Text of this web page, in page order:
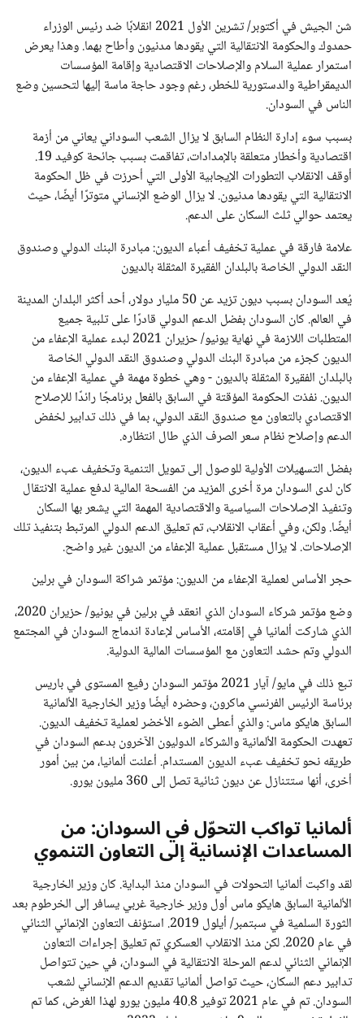
شن الجيش في أكتوبر/ تشرين الأول 2021 انقلابًا ضد رئيس الوزراء
حمدوك والحكومة الانتقالية التي يقودها مدنيون وأطاح بهما. وهذا يعرض
استمرار عملية السلام والإصلاحات الاقتصادية وإقامة المؤسسات
الديمقراطية والدستورية للخطر، رغم وجود حاجة ماسة إليها لتحسين وضع
الناس في السودان.
بسبب سوء إدارة النظام السابق لا يزال الشعب السوداني يعاني من أزمة
اقتصادية وأخطار متعلقة بالإمدادات، تفاقمت بسبب جائحة كوفيد 19.
أوقف الانقلاب التطورات الإيجابية الأولى التي أحرزت في ظل الحكومة
الانتقالية التي يقودها مدنيون. لا يزال الوضع الإنساني متوترًا أيضًا، حيث
يعتمد حوالي ثلث السكان على الدعم.
علامة فارقة في عملية تخفيف أعباء الديون: مبادرة البنك الدولي وصندوق
النقد الدولي الخاصة بالبلدان الفقيرة المثقلة بالديون
يُعد السودان بسبب ديون تزيد عن 50 مليار دولار، أحد أكثر البلدان المدينة
في العالم. كان السودان بفضل الدعم الدولي قادرًا على تلبية جميع
المتطلبات اللازمة في نهاية يونيو/ حزيران 2021 لبدء عملية الإعفاء من
الديون كجزء من مبادرة البنك الدولي وصندوق النقد الدولي الخاصة
بالبلدان الفقيرة المثقلة بالديون - وهي خطوة مهمة في عملية الإعفاء من
الديون. نفذت الحكومة المؤقتة في السابق بالفعل برنامجًا رائدًا للإصلاح
الاقتصادي بالتعاون مع صندوق النقد الدولي، بما في ذلك تدابير لخفض
الدعم وإصلاح نظام سعر الصرف الذي طال انتظاره.
بفضل التسهيلات الأولية للوصول إلى تمويل التنمية وتخفيف عبء الديون،
كان لدى السودان مرة أخرى المزيد من الفسحة المالية لدفع عملية الانتقال
وتنفيذ الإصلاحات السياسية والاقتصادية المهمة التي يشعر بها السكان
أيضًا. ولكن، وفي أعقاب الانقلاب، تم تعليق الدعم الدولي المرتبط بتنفيذ تلك
الإصلاحات. لا يزال مستقبل عملية الإعفاء من الديون غير واضح.
حجر الأساس لعملية الإعفاء من الديون: مؤتمر شراكة السودان في برلين
وضع مؤتمر شركاء السودان الذي انعقد في برلين في يونيو/ حزيران 2020،
الذي شاركت ألمانيا في إقامته، الأساس لإعادة اندماج السودان في المجتمع
الدولي وتم حشد التعاون مع المؤسسات المالية الدولية.
تبع ذلك في مايو/ آيار 2021 مؤتمر السودان رفيع المستوى في باريس
برئاسة الرئيس الفرنسي ماكرون، وحضره أيضًا وزير الخارجية الألمانية
السابق هايكو ماس: والذي أعطى الضوء الأخضر لعملية تخفيف الديون.
تعهدت الحكومة الألمانية والشركاء الدوليون الآخرون بدعم السودان في
طريقه نحو تخفيف عبء الديون المستدام. أعلنت ألمانيا، من بين أمور
أخرى، أنها ستتنازل عن ديون ثنائية تصل إلى 360 مليون يورو.
ألمانيا تواكب التحوّل في السودان: من
المساعدات الإنسانية إلى التعاون التنموي
لقد واكبت ألمانيا التحولات في السودان منذ البداية. كان وزير الخارجية
الألمانية السابق هايكو ماس أول وزير خارجية غربي يسافر إلى الخرطوم بعد
الثورة السلمية في سبتمبر/ أيلول 2019. استؤنف التعاون الإنمائي الثنائي
في عام 2020. لكن منذ الانقلاب العسكري تم تعليق إجراءات التعاون
الإنمائي الثنائي لدعم المرحلة الانتقالية في السودان، في حين تتواصل
تدابير دعم السكان، حيث تواصل ألمانيا تقديم الدعم الإنساني لشعب
السودان. تم في عام 2021 توفير 40.8 مليون يورو لهذا الغرض، كما تم